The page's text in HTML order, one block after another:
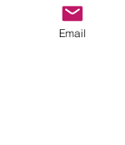
Saubere
Email